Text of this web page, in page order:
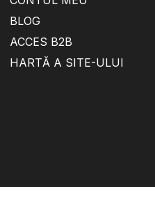
BLOG
ACCES B2B
HARTĂ A SITE-ULUI